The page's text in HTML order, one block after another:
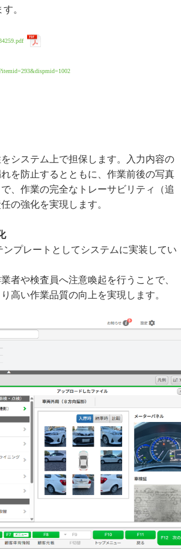
。
システム上で担保します。入力内容の
を防止するとともに、作業前後の写真
、作業の完全なトレーサビリティ（追
の強化を実現します。
プレートとしてシステムに実装してい
者や検査員へ注意喚起を行うことで、
高い作業品質の向上を実現します。